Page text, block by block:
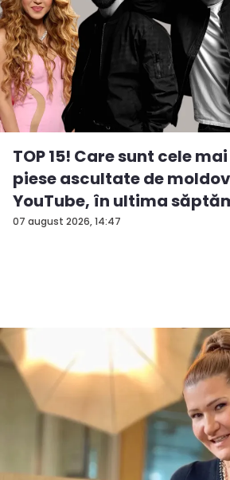
07 august 2026, 14:47
TOP 15! Care sunt cele
piese ascultate de
YouTube, în ultima